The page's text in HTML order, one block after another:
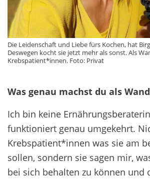
Die Leidenschaft und Liebe fürs Kochen, hat
Deswegen kocht sie jetzt mehr als sonst. Als
Krebspatient*innen. Foto: Privat
Was genau machst du als
Ich bin keine
funktioniert genau umgekehrt.
Krebspatient*innen was sie am
sollen, sondern sie sagen mir,
bei sich behalten zu können und